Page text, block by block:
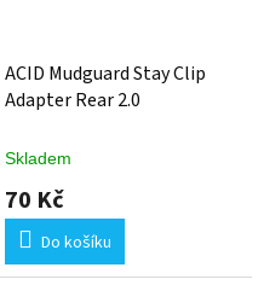
ACID Mudguard Stay Clip
Adapter Rear 2.0
Skladem
70 Kč
Do košíku